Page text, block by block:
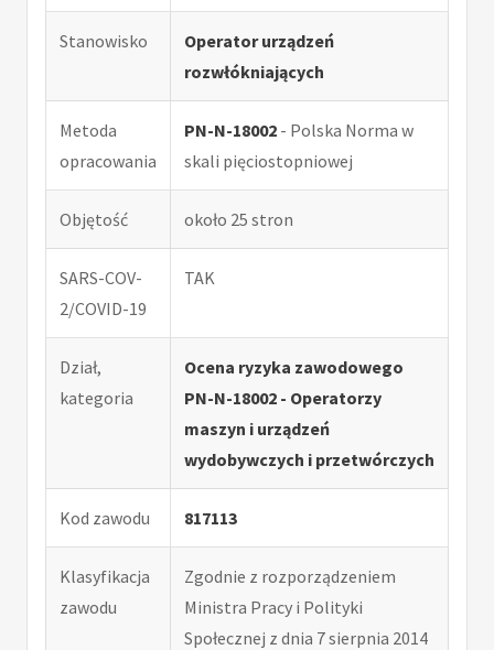
Stanowisko
Operator urządzeń
rozwłókniających
Metoda
opracowania
PN-N-18002 - Polska Norma w
skali pięciostopniowej
Objętość około 25 stron
SARS-COV-
2/COVID-19
TAK
Dział,
kategoria
Ocena ryzyka zawodowego
PN-N-18002 - Operatorzy
maszyn i urządzeń
wydobywczych i przetwórczych
Kod zawodu 817113
Klasyfikacja
zawodu
Zgodnie z rozporządzeniem
Ministra Pracy i Polityki
Społecznej z dnia 7 sierpnia 2014